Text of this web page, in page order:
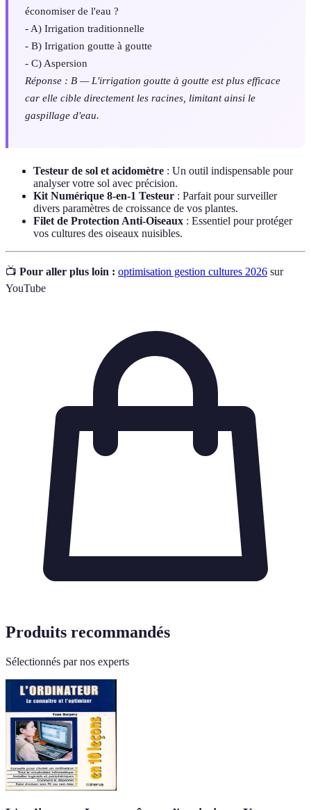
économiser de l'eau ?
- A) Irrigation traditionnelle
- B) Irrigation goutte à goutte
- C) Aspersion
Réponse : B — L'irrigation goutte à goutte est plus efficace
car elle cible directement les racines, limitant ainsi le
gaspillage d'eau.
Testeur de sol et acidomètre : Un outil indispensable pour
analyser votre sol avec précision.
Kit Numérique 8-en-1 Testeur : Parfait pour surveiller
divers paramètres de croissance de vos plantes.
Filet de Protection Anti-Oiseaux : Essentiel pour protéger
vos cultures des oiseaux nuisibles.
📺 Pour aller plus loin : optimisation gestion cultures 2026 sur
YouTube
Produits recommandés
Sélectionnés par nos experts